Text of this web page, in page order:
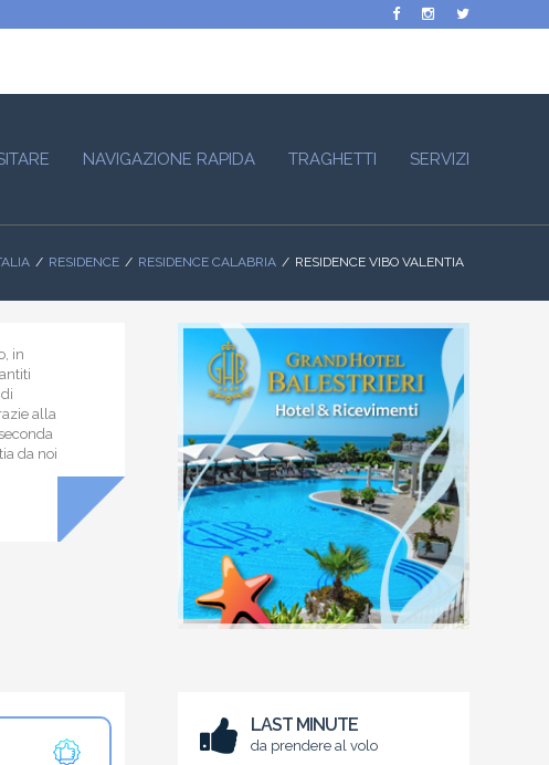
NAVIGAZIONE RAPIDA TRAGHETTI SERVIZI
RESIDENCE RESIDENCE CALABRIA RESIDENCE VIBO VALENTIA
in
alla
da noi
LAST MINUTE
da prendere al volo